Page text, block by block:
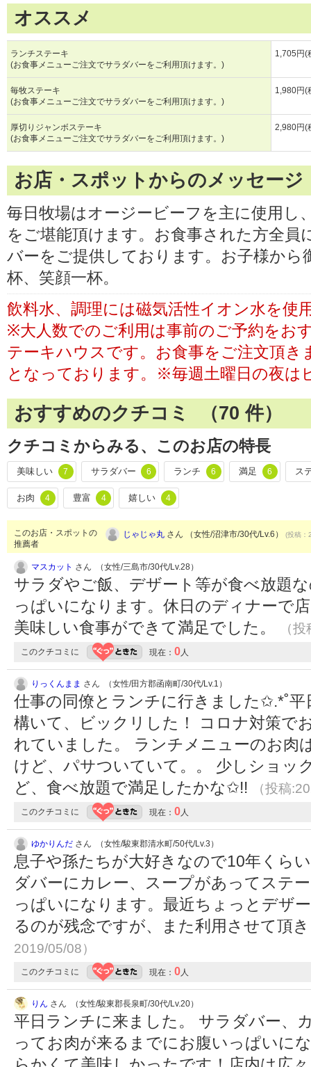
オススメ
ランチステーキ
(お食事メニューご注文でサラダバーをご利用頂けます。)
1,705円(
毎牧ステーキ
(お食事メニューご注文でサラダバーをご利用頂けます。)
1,980円(
厚切りジャンボステーキ
(お食事メニューご注文でサラダバーをご利用頂けます。)
2,980円(
お店・スポットからのメッセージ
毎日牧場はオージービーフを主に使用し
をご堪能頂けます。お食事された方全員
バーをご提供しております。お子様から
杯、笑顔一杯。
飲料水、調理には磁気活性イオン水を使
※大人数でのご利用は事前のご予約をお
テーキハウスです。お食事をご注文頂
となっております。※毎週土曜日の夜は
おすすめのクチコミ （70 件）
クチコミからみる、このお店の特長
美味しい 7 サラダバー 6 ランチ 6 満足 6 ス
お肉 4 豊富 4 嬉しい 4
このお店・スポットの
推薦者
じゃじゃ丸 さん （女性/沼津市/30代/Lv.6） (投稿
マスカット さん （女性/三島市/30代/Lv.28）
サラダやご飯、デザート等が食べ放題
っぱいになります。休日のディナーで
美味しい食事ができて満足でした。
（
このクチコミに 現在： 0人
りっくんまま さん （女性/田方郡函南町/30代/Lv.1）
仕事の同僚とランチに行きました✩.*˚
構いて、ビックリした！ コロナ対策で
れていました。 ランチメニューのお肉
けど、パサついていて。。 少しショッ
ど、食べ放題で満足したかな✩!!
（投稿
このクチコミに 現在： 0人
ゆかりんだ さん （女性/駿東郡清水町/50代/Lv.3）
息子や孫たちが大好きなので10年くら
ダバーにカレー、スープがあってステ
っぱいになります。最近ちょっとデザ
るのが残念ですが、また利用させて頂
2019/05/08）
このクチコミに 現在： 0人
りん さん （女性/駿東郡長泉町/30代/Lv.20）
平日ランチに来ました。 サラダバー、
ってお肉が来るまでにお腹いっぱいに